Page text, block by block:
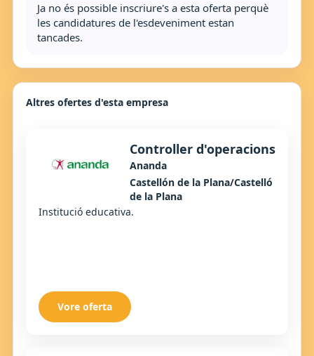
Ja no és possible inscriure's a esta oferta perquè
les candidatures de l'esdeveniment estan
tancades.
Altres ofertes d'esta empresa
Controller d'operacions
Ananda
Castellón de la Plana/Castelló
de la Plana
Institució educativa.
Vore oferta